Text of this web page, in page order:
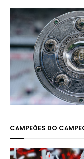
CAMPEÕES DO